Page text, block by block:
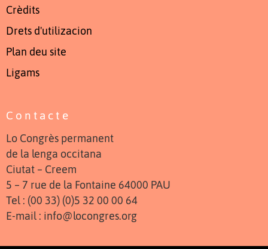
Crèdits
Drets d'utilizacion
Plan deu site
Ligams
Contacte
Lo Congrès permanent
de la lenga occitana
Ciutat – Creem
5 – 7 rue de la Fontaine 64000 PAU
Tel : (00 33) (0)5 32 00 00 64
E-mail : info@locongres.org